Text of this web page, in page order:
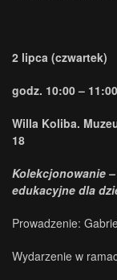
2 lipca (czwartek)
godz. 10:00 – 11:00
Willa Koliba.
18
Kolekcjonowanie
edukacyjne dla
Prowadzenie:
Wydarzenie w